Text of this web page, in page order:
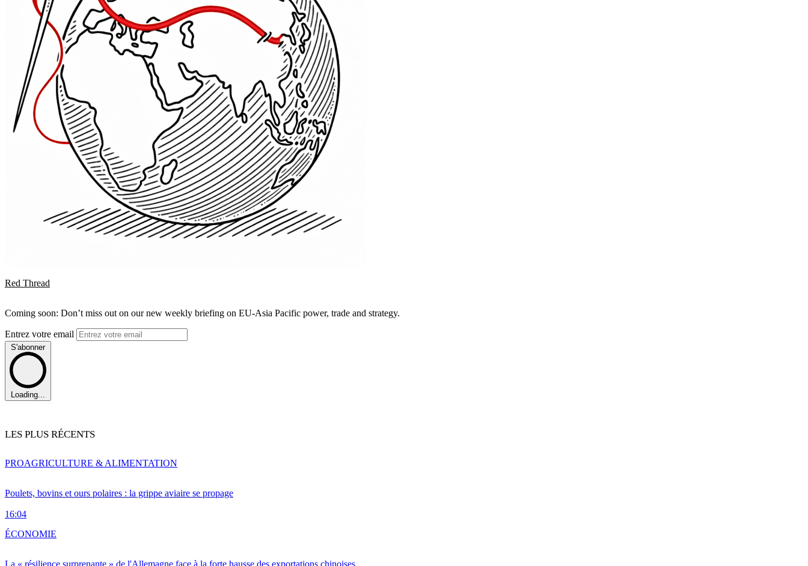
Red Thread
Coming soon: Don’t miss out on our new weekly briefing on EU-Asia Pacific power, trade and strategy.
Entrez votre email
S'abonner
Loading...
LES PLUS RÉCENTS
Poulets, bovins et ours polaires : la grippe aviaire se propage
16:04
PROAGRICULTURE & ALIMENTATION
ÉCONOMIE